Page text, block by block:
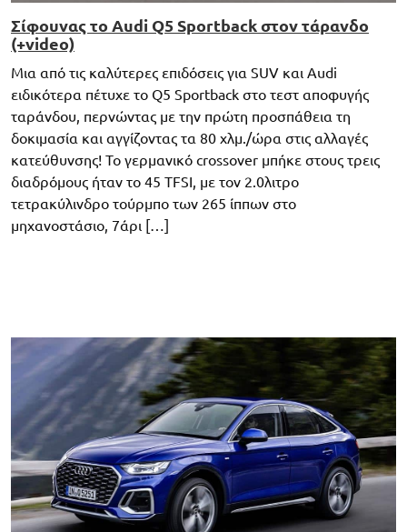
Σίφουνας το Audi Q5 Sportback στον τάρανδο
(+video)
Μια από τις καλύτερες επιδόσεις για SUV και Audi
ειδικότερα πέτυχε το Q5 Sportback στο τεστ αποφυγής
ταράνδου, περνώντας με την πρώτη προσπάθεια τη
δοκιμασία και αγγίζοντας τα 80 χλμ./ώρα στις αλλαγές
κατεύθυνσης! Το γερμανικό crossover μπήκε στους τρεις
διαδρόμους ήταν το 45 TFSI, με τον 2.0λιτρο
τετρακύλινδρο τούρμπο των 265 ίππων στο
μηχανοστάσιο, 7άρι […]